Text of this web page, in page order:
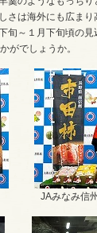
さは海外にも広ま
旬～１月下旬頃の
がでしょうか。
JAみなみ信